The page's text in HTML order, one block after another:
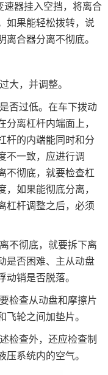
速器挂入空挡，将离合
如果能轻松拨转，说
合器分离不彻底。
大，并调整。
否过低。在车下拨动
离杠杆内端面上，
杆的内端能同时和分
不一致，应进行调
不彻底，就要检查杠
如果能彻底分离，
杠杆调整之后，必须
不彻底，就要拆下离
是否困难、主从动盘
销是否脱落。
检查从动盘和摩擦片
轮之间加垫片。
检查外，还应检查制
系统内的空气。